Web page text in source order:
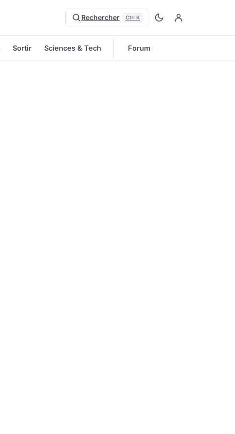
Rechercher Ctrl K
Sortir Sciences & Tech Forum